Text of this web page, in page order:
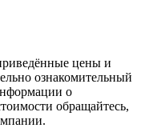
цены и
ознакомительный
о
обращайтесь,